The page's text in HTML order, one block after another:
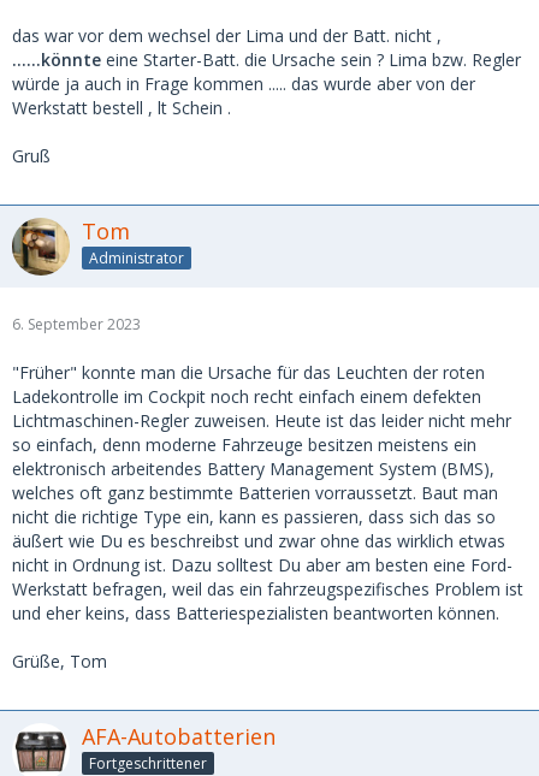
das war vor dem wechsel der Lima und der Batt. nicht ,
......könnte eine Starter-Batt. die Ursache sein ? Lima bzw. Regler
würde ja auch in Frage kommen ..... das wurde aber von der
Werkstatt bestell , lt Schein .
Gruß
Tom
Administrator
6. September 2023
"Früher" konnte man die Ursache für das Leuchten der roten
Ladekontrolle im Cockpit noch recht einfach einem defekten
Lichtmaschinen-Regler zuweisen. Heute ist das leider nicht mehr
so einfach, denn moderne Fahrzeuge besitzen meistens ein
elektronisch arbeitendes Battery Management System (BMS),
welches oft ganz bestimmte Batterien vorraussetzt. Baut man
nicht die richtige Type ein, kann es passieren, dass sich das so
äußert wie Du es beschreibst und zwar ohne das wirklich etwas
nicht in Ordnung ist. Dazu solltest Du aber am besten eine Ford-
Werkstatt befragen, weil das ein fahrzeugspezifisches Problem ist
und eher keins, dass Batteriespezialisten beantworten können.
Grüße, Tom
AFA-Autobatterien
Fortgeschrittener